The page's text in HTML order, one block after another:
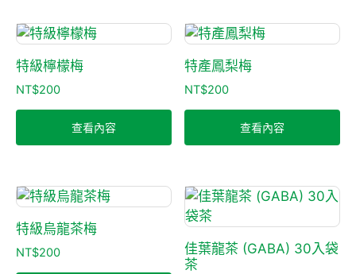
特級檸檬梅
NT$200
查看內容
特產鳳梨梅
NT$200
查看內容
特級烏龍茶梅
NT$200
佳葉龍茶 (GABA) 30入袋
茶